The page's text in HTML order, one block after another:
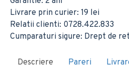
Livrare prin curier: 19 lei
Relatii clienti: 0728.422.833
Cumparaturi sigure: Drept de
Descriere Pareri